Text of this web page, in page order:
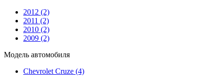
2012 (2)
2011 (2)
2010 (2)
2009 (2)
Модель автомобиля
Chevrolet Cruze (4)